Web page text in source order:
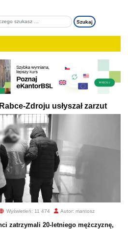
Zdroju usłyszał zarzut
Wyświetleń: 11 474 Autor: mantosz
zatrzymali 20-letniego mężczyznę,